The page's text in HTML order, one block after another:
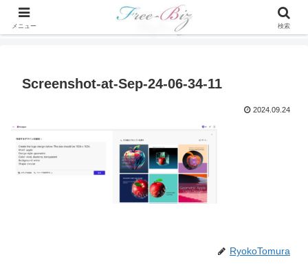
Screenshot-at-Sep-24-06-34-11
2024.09.24
RyokoTomura
メニュー 検索